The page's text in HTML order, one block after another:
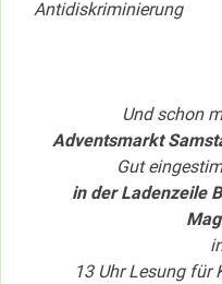
Antidiskriminierung
Und schon
Adventsmarkt
Gut
in der Ladenzeile
13 Uhr Lesung für